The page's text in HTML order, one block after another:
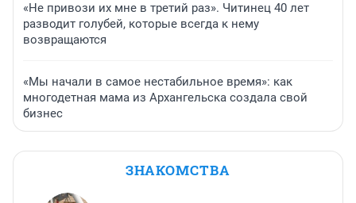
«Не привози их мне в третий раз». Читинец 40 лет
разводит голубей, которые всегда к нему
возвращаются
«Мы начали в самое нестабильное время»: как
многодетная мама из Архангельска создала свой
бизнес
ЗНАКОМСТВА